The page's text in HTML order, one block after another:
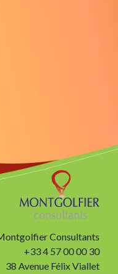
Consultants
+33 4 57 00 00 30
38 Avenue Félix Viallet